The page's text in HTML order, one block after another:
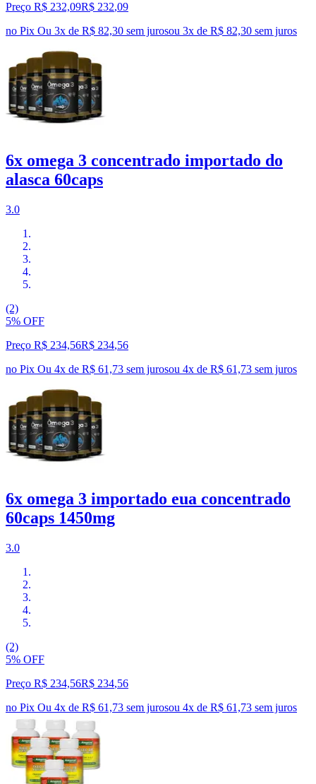
Preço R$ 232,09R$ 232,09
no Pix Ou 3x de R$ 82,30 sem jurosou 3x de R$ 82,30 sem juros
6x omega 3 concentrado importado do
alasca 60caps
3.0
(2)
5% OFF
Preço R$ 234,56R$ 234,56
no Pix Ou 4x de R$ 61,73 sem jurosou 4x de R$ 61,73 sem juros
6x omega 3 importado eua concentrado
60caps 1450mg
3.0
(2)
5% OFF
Preço R$ 234,56R$ 234,56
no Pix Ou 4x de R$ 61,73 sem jurosou 4x de R$ 61,73 sem juros